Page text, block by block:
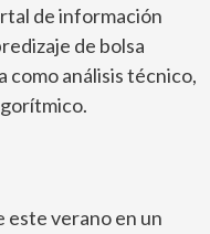
de información
de bolsa
análisis técnico,
este verano en un